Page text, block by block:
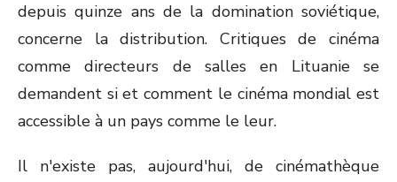
depuis quinze ans de la domination soviétique,
concerne la distribution. Critiques de cinéma
comme directeurs de salles en Lituanie se
demandent si et comment le cinéma mondial est
accessible à un pays comme le leur.
Il n'existe pas, aujourd'hui, de cinémathèque